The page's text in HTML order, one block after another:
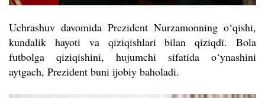
Uchrashuv davomida Prezident Nurzamonning o‘qishi,
kundalik hayoti va qiziqishlari bilan qiziqdi. Bola
futbolga qiziqishini, hujumchi sifatida o‘ynashini
aytgach, Prezident buni ijobiy baholadi.